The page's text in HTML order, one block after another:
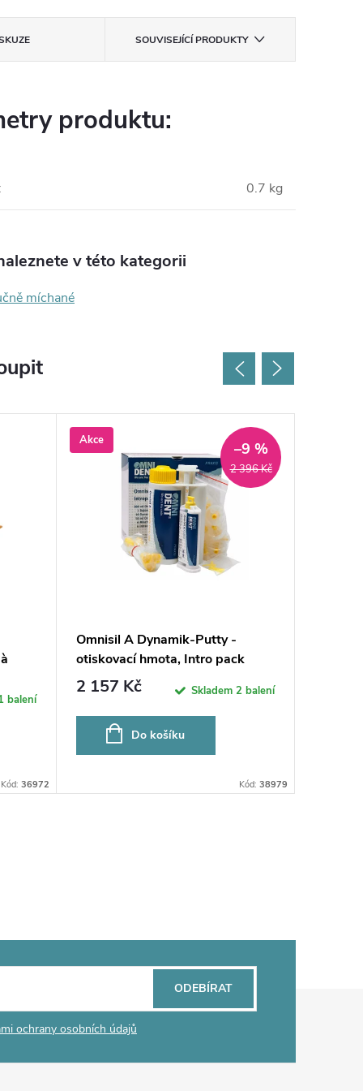
SOUVISEJÍCÍ PRODUKTY
produktu:
0.7 kg
v této kategorii
míchané
balení
Kód: 36972
Akce
2 396 Kč
–9 %
Omnisil A Dynamik-Putty -
otiskovací hmota, Intro pack
2 157 Kč Skladem 2 balení
Do košíku
Kód: 38979
ochrany osobních údajů
ODEBÍRAT